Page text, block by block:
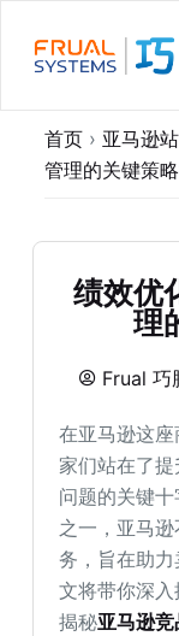
过
首页 › 亚马逊
管理的关键策略
绩效优
理
Frual 巧
在亚马逊这
家们站在了
问题的关键
之一，亚马
务，旨在助
文将带你深入
揭秘亚马逊